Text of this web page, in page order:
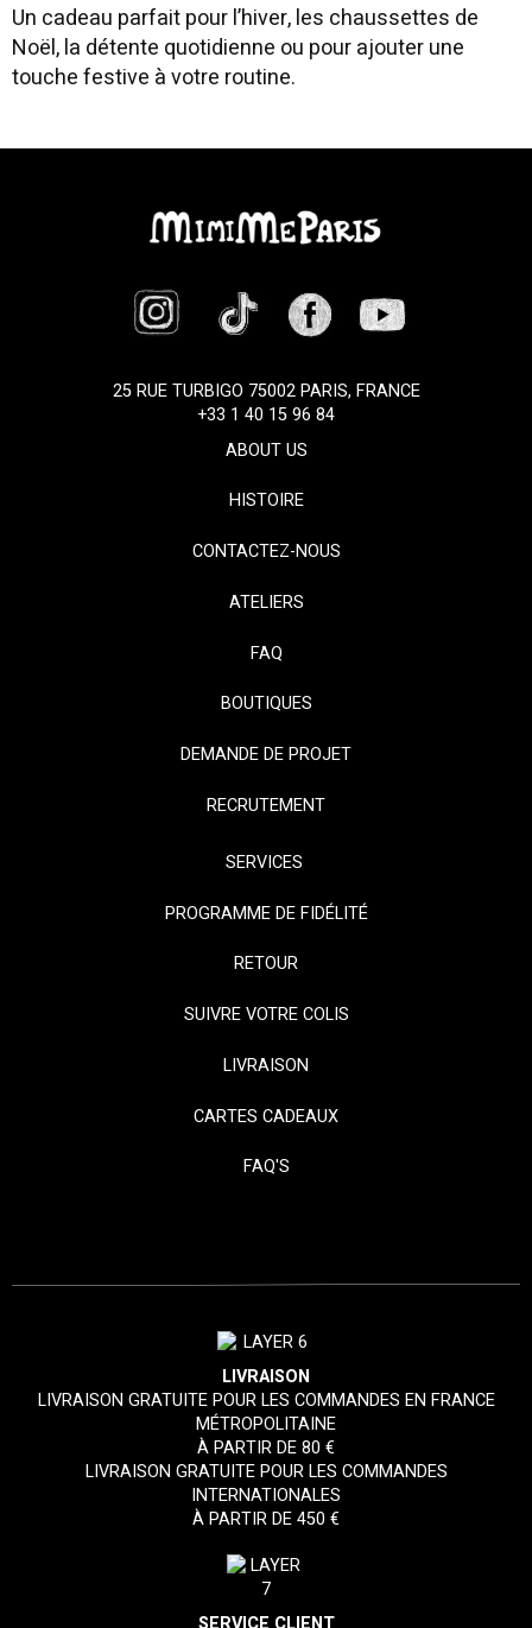
Un cadeau parfait pour l’hiver, les chaussettes de
Noël, la détente quotidienne ou pour ajouter une
touche festive à votre routine.
25 RUE TURBIGO 75002 PARIS, FRANCE
+33 1 40 15 96 84
ABOUT US
HISTOIRE
CONTACTEZ-NOUS
ATELIERS
FAQ
BOUTIQUES
DEMANDE DE PROJET
RECRUTEMENT
SERVICES
PROGRAMME DE FIDÉLITÉ
RETOUR
SUIVRE VOTRE COLIS
LIVRAISON
CARTES CADEAUX
FAQ'S
LIVRAISON
LIVRAISON GRATUITE POUR LES COMMANDES EN FRANCE
MÉTROPOLITAINE
À PARTIR DE 80 €
LIVRAISON GRATUITE POUR LES COMMANDES
INTERNATIONALES
À PARTIR DE 450 €